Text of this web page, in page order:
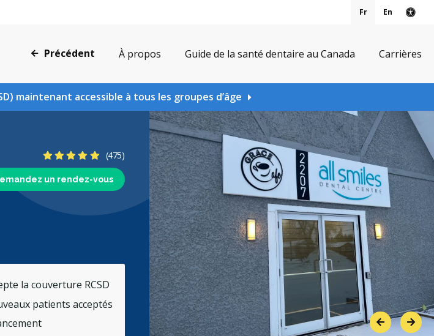
Fr En
Précédent À propos Guide de la santé dentaire au Canada Carrières
maintenant accessible à tous les groupes d’âge
la couverture RCSD
patients acceptés
4.9 étoiles
(475)
un rendez-vous